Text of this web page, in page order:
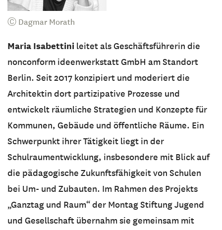
Ⓒ Dagmar Morath
Maria Isabettini leitet als Geschäftsführerin die
nonconform ideenwerkstatt GmbH am Standort
Berlin. Seit 2017 konzipiert und moderiert die
Architektin dort partizipative Prozesse und
entwickelt räumliche Strategien und Konzepte für
Kommunen, Gebäude und öffentliche Räume. Ein
Schwerpunkt ihrer Tätigkeit liegt in der
Schulraumentwicklung, insbesondere mit Blick auf
die pädagogische Zukunftsfähigkeit von Schulen
bei Um- und Zubauten. Im Rahmen des Projekts
„Ganztag und Raum“ der Montag Stiftung Jugend
und Gesellschaft übernahm sie gemeinsam mit